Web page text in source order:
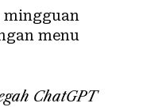
mingguan
menu
ChatGPT